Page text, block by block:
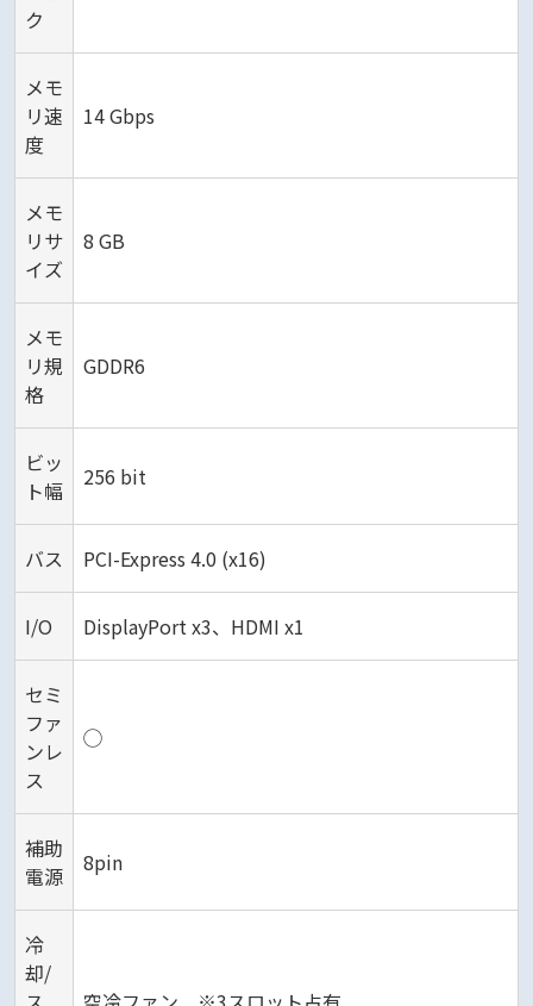
ク
メモ
リ速
度
14 Gbps
メモ
リサ
イズ
8 GB
メモ
リ規
格
GDDR6
ビッ
ト幅
256 bit
バス PCI-Express 4.0 (x16)
I/O DisplayPort x3、HDMI x1
セミ
ファ
ンレ
ス
◯
補助
電源
8pin
冷
却/